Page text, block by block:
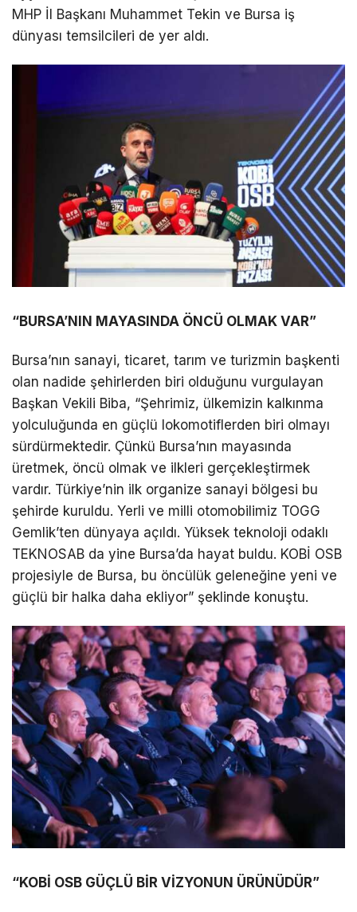
MHP İl Başkanı Muhammet Tekin ve Bursa iş
dünyası temsilcileri de yer aldı.
“BURSA’NIN MAYASINDA ÖNCÜ OLMAK VAR”
Bursa’nın sanayi, ticaret, tarım ve turizmin başkenti
olan nadide şehirlerden biri olduğunu vurgulayan
Başkan Vekili Biba, “Şehrimiz, ülkemizin kalkınma
yolculuğunda en güçlü lokomotiflerden biri olmayı
sürdürmektedir. Çünkü Bursa’nın mayasında
üretmek, öncü olmak ve ilkleri gerçekleştirmek
vardır. Türkiye’nin ilk organize sanayi bölgesi bu
şehirde kuruldu. Yerli ve milli otomobilimiz TOGG
Gemlik’ten dünyaya açıldı. Yüksek teknoloji odaklı
TEKNOSAB da yine Bursa’da hayat buldu. KOBİ OSB
projesiyle de Bursa, bu öncülük geleneğine yeni ve
güçlü bir halka daha ekliyor” şeklinde konuştu.
“KOBİ OSB GÜÇLÜ BİR VİZYONUN ÜRÜNÜDÜR”